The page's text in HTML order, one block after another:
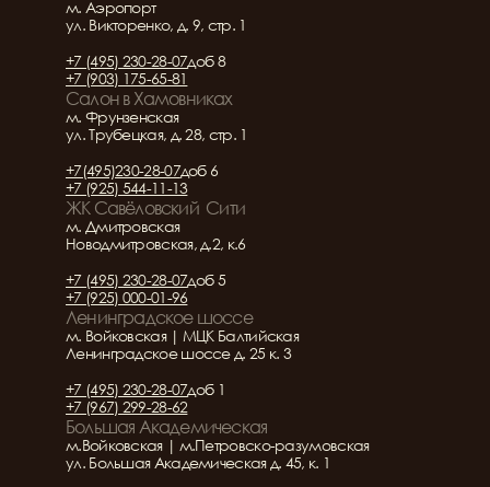
м. Аэропорт
ул. Викторенко, д. 9, стр. 1
+7 (495) 230-28-07доб 8
+7 (903) 175-65-81
Салон в Хамовниках
м. Фрунзенская
ул. Трубецкая, д. 28, стр. 1
+7(495)230-28-07доб 6
+7 (925) 544-11-13
ЖК Савёловский  Сити
м. Дмитровская
Новодмитровская, д.2, к.6
+7 (495) 230-28-07доб 5
+7 (925) 000-01-96
Ленинградское шоссе
м. Войковская | МЦК Балтийская
Ленинградское шоссе д. 25 к. 3
+7 (495) 230-28-07доб 1
+7 (967) 299-28-62
Большая Академическая
м.Войковская | м.Петровско-разумовская
ул. Большая Академическая д. 45, к. 1